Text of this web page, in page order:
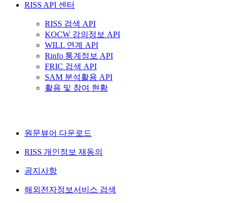
RISS API 센터
RISS 검색 API
KOCW 강의정보 API
WILL 연계 API
Rinfo 통계정보 API
FRIC 검색 API
SAM 분석활용 API
활용 및 참여 현황
원문뷰어 다운로드
RISS 개인정보 재동의
공지사항
해외전자정보서비스 검색